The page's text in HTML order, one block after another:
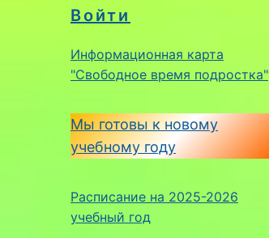
Войти
Информационная карта
"Свободное время подростка"
Мы готовы к новому
учебному году
Расписание на 2025-2026
учебный год